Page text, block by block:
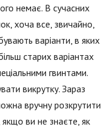
немає. В сучасних
хоча все, звичайно,
варіанти, в яких
старих варіантах
гвинтами.
викрутку. Зараз
вручну розкрутити
якщо ви не знаєте, як